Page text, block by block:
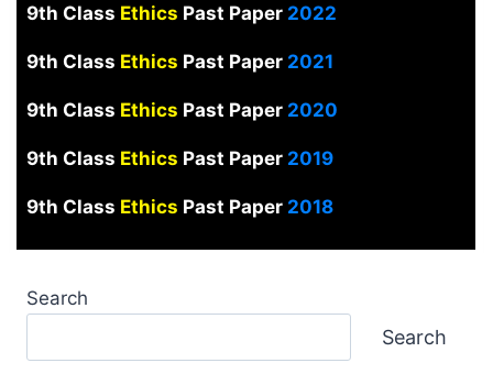
9th Class Ethics Past Paper 2022
9th Class Ethics Past Paper2021
9th Class Ethics Past Paper 2020
9th Class Ethics Past Paper 2019
9th Class Ethics Past Paper 2018
Search
Search